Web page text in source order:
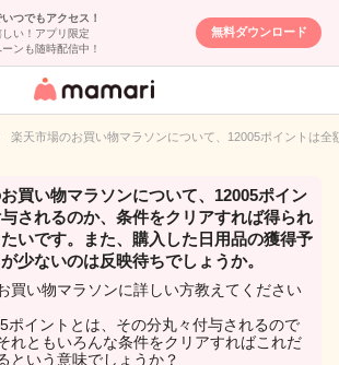
つでもアクセス！
い！アプリ限定
ンも随時配信中！
無料ダウンロード
女性専用匿名QA
イト
楽天市場のお買い物マラソンについて、12005ポイントは
買い物マラソンについて、12005ポイン
与されるのか、条件をクリアすれば得られ
いです。また、購入した日用品の獲得予
少ないのは反映待ちでしょうか。
買い物マラソンに詳しい方教えてください
ポイントとは、その分丸々付与されるので
れともいろんな条件をクリアすればこれだ
という意味でしょうか？